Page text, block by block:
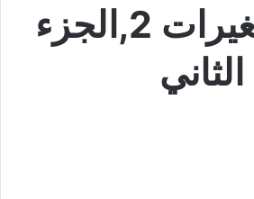
نساء صغيرات 2,الجزء
الثاني